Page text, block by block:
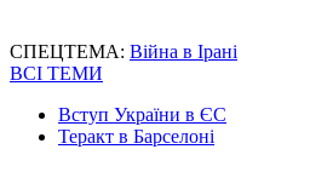
СПЕЦТЕМА: Війна в Ірані
ВСІ ТЕМИ
Вступ України в ЄС
Теракт в Барселоні